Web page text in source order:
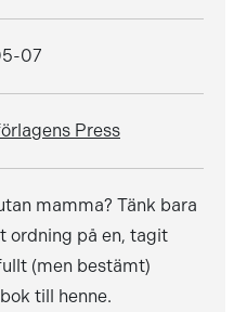
07
Press
mamma? Tänk bara
ordning på en, tagit
(men bestämt)
till henne.